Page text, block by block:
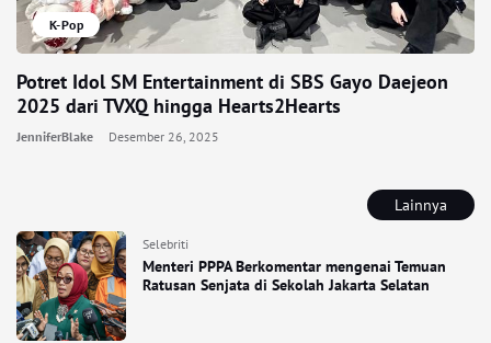
Lainnya
Selebriti
Menteri PPPA Berkomentar mengenai Temuan
Ratusan Senjata di Sekolah Jakarta Selatan
K-Pop
Potret Idol SM Entertainment di SBS Gayo Daejeon
2025 dari TVXQ hingga Hearts2Hearts
JenniferBlake Desember 26, 2025